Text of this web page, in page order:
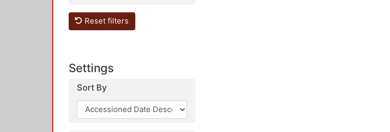
Reset filters
Settings
Sort By